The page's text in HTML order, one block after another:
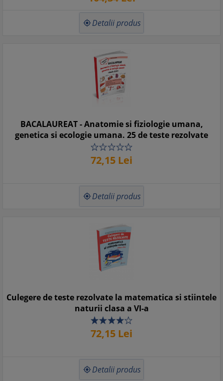
 Detalii produs
BACALAUREAT - Anatomie si fiziologie umana,
genetica si ecologie umana. 25 de teste rezolvate
72,15 Lei
 Detalii produs
Culegere de teste rezolvate la matematica si stiintele
naturii clasa a VI-a
72,15 Lei
 Detalii produs